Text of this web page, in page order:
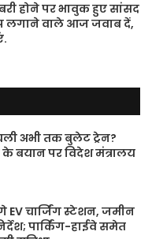
होने पर भावुक हुए सांसद
लगाने वाले आज जवाब दें,
अभी तक बुलेट ट्रेन?
के बयान पर विदेश मंत्रालय
EV चार्जिंग स्टेशन, जमीन
पार्किंग-हाईवे समेत